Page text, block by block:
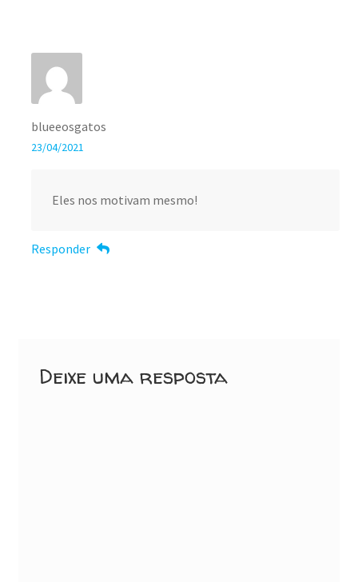
blueeosgatos
23/04/2021
Eles nos motivam mesmo!
Responder
Deixe uma resposta